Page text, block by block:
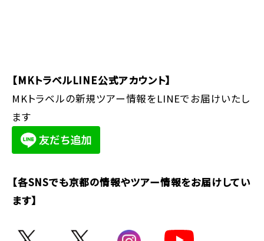
【MKトラベルLINE公式アカウント】
MKトラベルの新規ツアー情報をLINEでお届けいたし
ます
【各SNSでも京都の情報やツアー情報をお届けしてい
ます】